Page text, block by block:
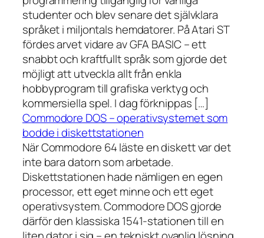
studenter och blev senare det självklara
språket i miljontals hemdatorer. På Atari ST
fördes arvet vidare av GFA BASIC – ett
snabbt och kraftfullt språk som gjorde det
möjligt att utveckla allt från enkla
hobbyprogram till grafiska verktyg och
kommersiella spel. I dag förknippas […]
Commodore DOS – operativsystemet som
bodde i diskettstationen
När Commodore 64 läste en diskett var det
inte bara datorn som arbetade.
Diskettstationen hade nämligen en egen
processor, ett eget minne och ett eget
operativsystem. Commodore DOS gjorde
därför den klassiska 1541-stationen till en